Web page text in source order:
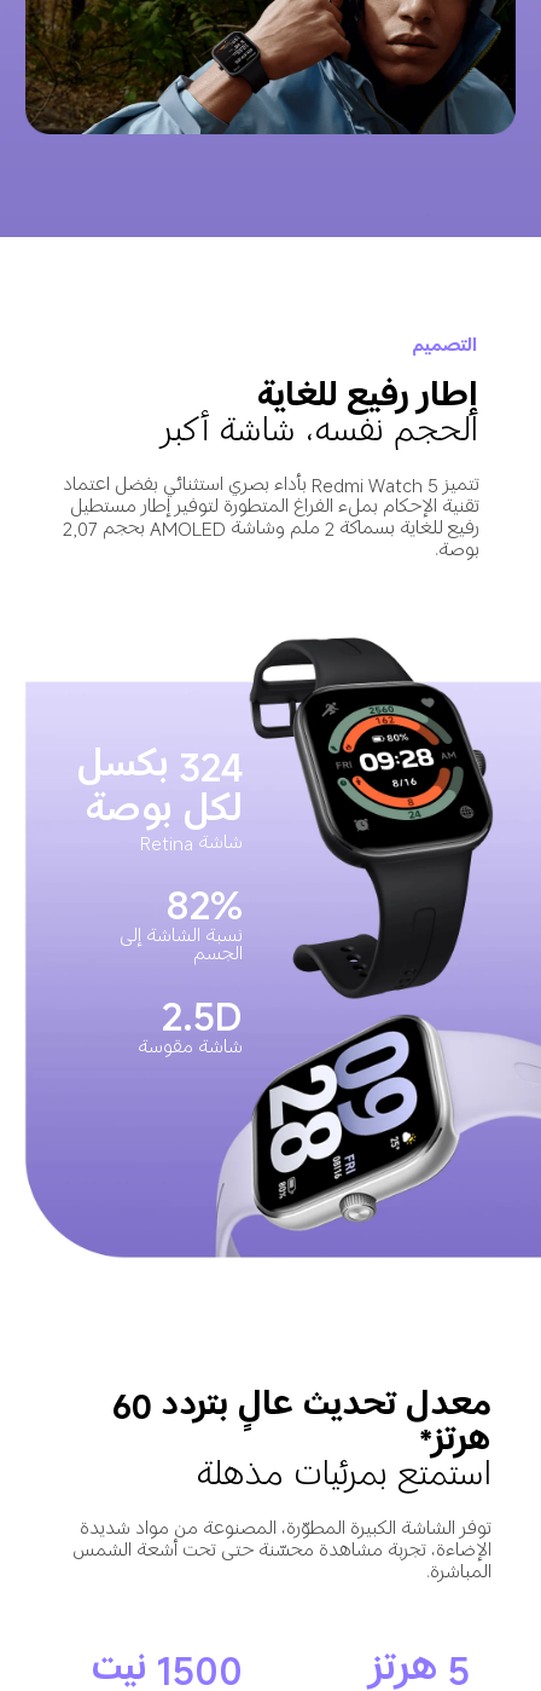
التصميم
إطار رفيع للغاية
الحجم نفسه، شاشة أكبر
تتميز Redmi Watch 5 بأداء بصري استثنائي بفضل اعتماد
تقنية الإحكام بملء الفراغ المتطورة لتوفير إطار مستطيل
بوصة.
324 بكسل
لكل بوصة
شاشة Retina
82%
نسبة الشاشة إلى
الجسم
2.5D
شاشة مقوسة
هرتز*
استمتع بمرئيات مذهلة
توفر الشاشة الكبيرة المطوّرة، المصنوعة من مواد شديدة
الإضاءة، تجربة مشاهدة محسّنة حتى تحت أشعة الشمس
المباشرة.
1500 نيت 5 هرتز